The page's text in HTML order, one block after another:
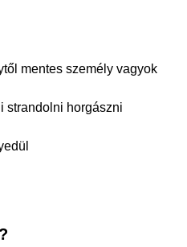
mentes személy vagyok
strandolni horgászni